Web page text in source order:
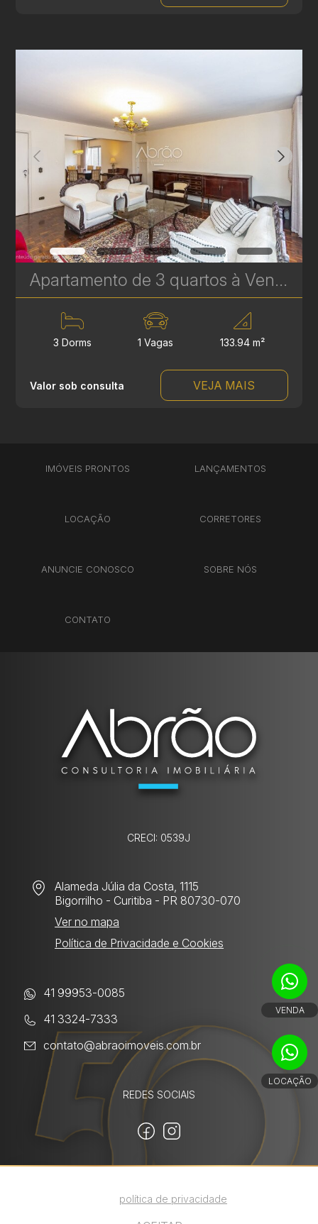
Apartamento de 3 quartos à Venda no Água Verde - Edifício Anaterra - 133 m² | Ref. 1836
3 Dorms 1 Vagas 133.94 m²
Valor sob consulta VEJA MAIS
IMÓVEIS PRONTOS LANÇAMENTOS
LOCAÇÃO CORRETORES
ANUNCIE CONOSCO SOBRE NÓS
CONTATO
CRECI: 0539J
Alameda Júlia da Costa, 1115
Bigorrilho - Curitiba - PR 80730-070
Ver no mapa
Política de Privacidade e Cookies
41 99953-0085
41 3324-7333
contato@abraoimoveis.com.br
REDES SOCIAIS
política de privacidade
VENDA
LOCAÇÃO